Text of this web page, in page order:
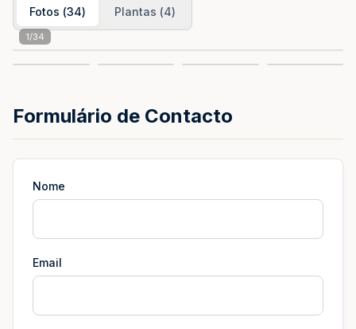
Fotos (34) Plantas (4)
1/34
Formulário de Contacto
Nome
Email